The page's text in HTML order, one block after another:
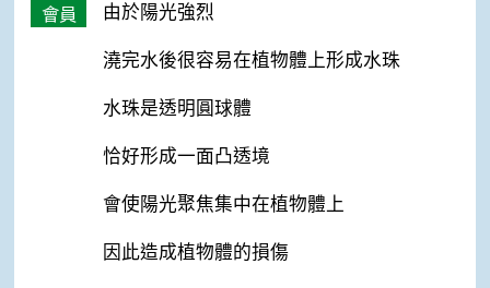
會員
由於陽光強烈
澆完水後很容易在植物體上形成水珠
水珠是透明圓球體
恰好形成一面凸透境
會使陽光聚焦集中在植物體上
因此造成植物體的損傷